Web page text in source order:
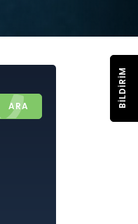
ARA BILDIRIM